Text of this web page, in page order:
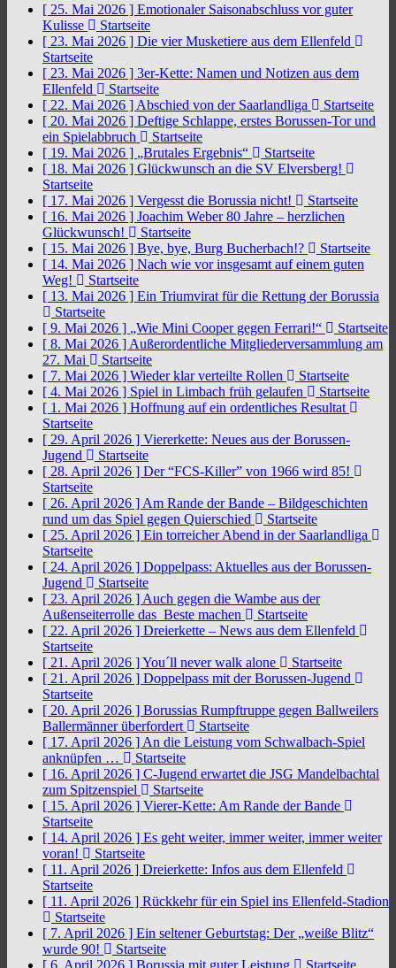
[ 25. Mai 2026 ] Emotionaler Saisonabschluss vor guter
Kulisse
Startseite
[ 23. Mai 2026 ] Die vier Musketiere aus dem Ellenfeld
Startseite
[ 23. Mai 2026 ] 3er-Kette: Namen und Notizen aus dem
Ellenfeld
Startseite
[ 22. Mai 2026 ] Abschied von der Saarlandliga
Startseite
[ 20. Mai 2026 ] Deftige Schlappe, erstes Borussen-Tor und
ein Spielabbruch
Startseite
[ 19. Mai 2026 ] „Brutales Ergebnis“
Startseite
[ 18. Mai 2026 ] Glückwunsch an die SV Elversberg!
Startseite
[ 17. Mai 2026 ] Vergesst die Borussia nicht!
Startseite
[ 16. Mai 2026 ] Joachim Weber 80 Jahre – herzlichen
Glückwunsch!
Startseite
[ 15. Mai 2026 ] Bye, bye, Burg Bucherbach!?
Startseite
[ 14. Mai 2026 ] Nach wie vor insgesamt auf einem guten
Weg!
Startseite
[ 13. Mai 2026 ] Ein Triumvirat für die Rettung der Borussia
Startseite
[ 9. Mai 2026 ] „Wie Mini Cooper gegen Ferrari!“
Startseite
[ 8. Mai 2026 ] Außerordentliche Mitgliederversammlung am
27. Mai
Startseite
[ 7. Mai 2026 ] Wieder klar verteilte Rollen
Startseite
[ 4. Mai 2026 ] Spiel in Limbach früh gelaufen
Startseite
[ 1. Mai 2026 ] Hoffnung auf ein ordentliches Resultat
Startseite
[ 29. April 2026 ] Viererkette: Neues aus der Borussen-
Jugend
Startseite
[ 28. April 2026 ] Der “FCS-Killer” von 1966 wird 85!
Startseite
[ 26. April 2026 ] Am Rande der Bande – Bildgeschichten
rund um das Spiel gegen Quierschied
Startseite
[ 25. April 2026 ] Ein torreicher Abend in der Saarlandliga
Startseite
[ 24. April 2026 ] Doppelpass: Aktuelles aus der Borussen-
Jugend
Startseite
[ 23. April 2026 ] Auch gegen die Wambe aus der
Außenseiterrolle das Beste machen
Startseite
[ 22. April 2026 ] Dreierkette – News aus dem Ellenfeld
Startseite
[ 21. April 2026 ]You´ll never walk alone
Startseite
[ 21. April 2026 ] Doppelpass mit der Borussen-Jugend
Startseite
[ 20. April 2026 ] Borussias Rumpftruppe gegen Ballweilers
Ballermänner überfordert
Startseite
[ 17. April 2026 ] An die Leistung vom Schwalbach-Spiel
anknüpfen …
Startseite
[ 16. April 2026 ] C-Jugend erwartet die JSG Mandelbachtal
zum Spitzenspiel
Startseite
[ 15. April 2026 ] Vierer-Kette: Am Rande der Bande
Startseite
[ 14. April 2026 ] Es geht weiter, immer weiter, immer weiter
voran!
Startseite
[ 11. April 2026 ] Dreierkette: Infos aus dem Ellenfeld
Startseite
[ 11. April 2026 ] Rückkehr für ein Spiel ins Ellenfeld-Stadion
Startseite
[ 7. April 2026 ] Ein seltener Geburtstag: Der „weiße Blitz“
wurde 90!
Startseite
[ 6. April 2026 ] Borussia mit guter Leistung Startseite